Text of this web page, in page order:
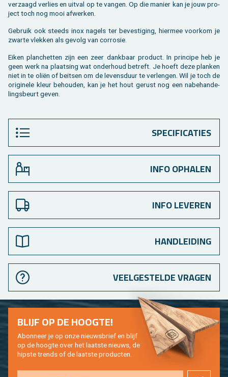
ver­zaagd ver­lies en uit­val op te van­gen. Op die ma­nier kan je jouw pro­
ject toch nog mooi af­wer­ken.
Ge­bruik ook steeds inox na­gels ter be­ves­ti­ging, hier­mee voor­kom je
zwar­te vlek­ken als ge­volg van cor­ro­sie.
Eiken plan­chet­ten zijn een zeer dank­baar pro­duct. In prin­ci­pe heb je
geen werk na plaat­sing wat on­der­houd be­treft. Je hoeft deze plan­ken
niet in te oliën of beit­sen om de le­vens­duur te ver­len­gen. Wil je toch de
ori­gi­ne­le kleur be­hou­den, kan je het hout ge­rust nog een na­be­han­de­
lings­beurt geven.
SPECIFICATIES
INFO OPHALEN
INFO LEVEREN
HANDLEIDING
VEELGESTELDE VRAGEN
BLIJF OP DE HOOG­TE!
Abon­neer je op onze nieuws­brief en blijf
op de hoog­te over het laat­ste nieuws, de
hip­s­te trends of de laat­ste pro­duc­ten.